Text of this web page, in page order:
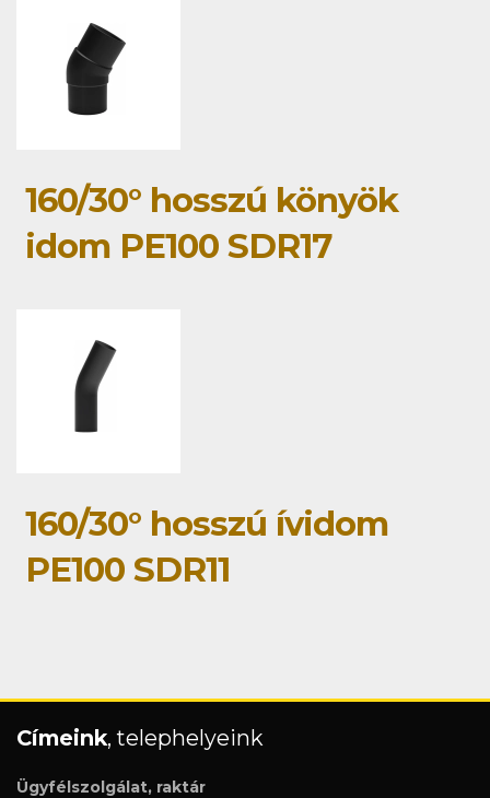
160/30° hosszú könyök
idom PE100 SDR17
160/30° hosszú ívidom
PE100 SDR11
Címeink, telephelyeink
Ügyfélszolgálat, raktár